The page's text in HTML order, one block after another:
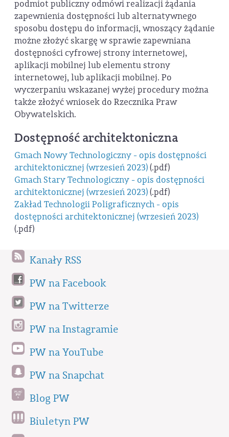
podmiot publiczny odmówi realizacji żądania
zapewnienia dostępności lub alternatywnego
sposobu dostępu do informacji, wnoszący żądanie
możne złożyć skargę w sprawie zapewniana
dostępności cyfrowej strony internetowej,
aplikacji mobilnej lub elementu strony
internetowej, lub aplikacji mobilnej. Po
wyczerpaniu wskazanej wyżej procedury można
także złożyć wniosek do Rzecznika Praw
Obywatelskich.
Dostępność architektoniczna
Gmach Nowy Technologiczny - opis dostępności
architektonicznej (wrzesień 2023)(.pdf)
Gmach Stary Technologiczny - opis dostępności
architektonicznej (wrzesień 2023)(.pdf)
Zakład Technologii Poligraficznych - opis
dostępności architektonicznej (wrzesień 2023)
(.pdf)
Kanały RSS
PW na Facebook
PW na Twitterze
PW na Instagramie
PW na YouTube
PW na Snapchat
Blog PW
Biuletyn PW